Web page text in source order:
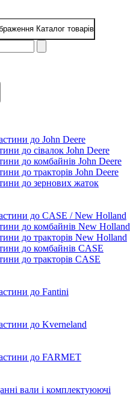
Каталог товарів
до John Deere
до сівалок John Deere
до комбайнів John Deere
до тракторів John Deere
до зернових жаток
до CASE / New Holland
до комбайнів New Holland
до тракторів New Holland
до комбайнів CASE
до тракторів CASE
до Fantini
до Kverneland
до FARMET
вали і комплектуюючі